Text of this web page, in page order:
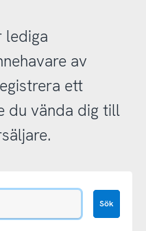
lediga
av
ett
du vända dig till
Sök